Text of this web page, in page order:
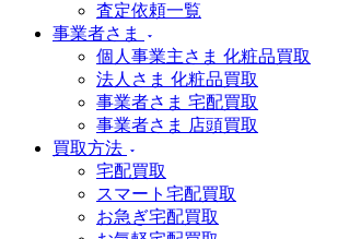
査定依頼一覧
事業者さま
個人事業主さま 化粧品買取
法人さま 化粧品買取
事業者さま 宅配買取
事業者さま 店頭買取
買取方法
宅配買取
スマート宅配買取
お急ぎ宅配買取